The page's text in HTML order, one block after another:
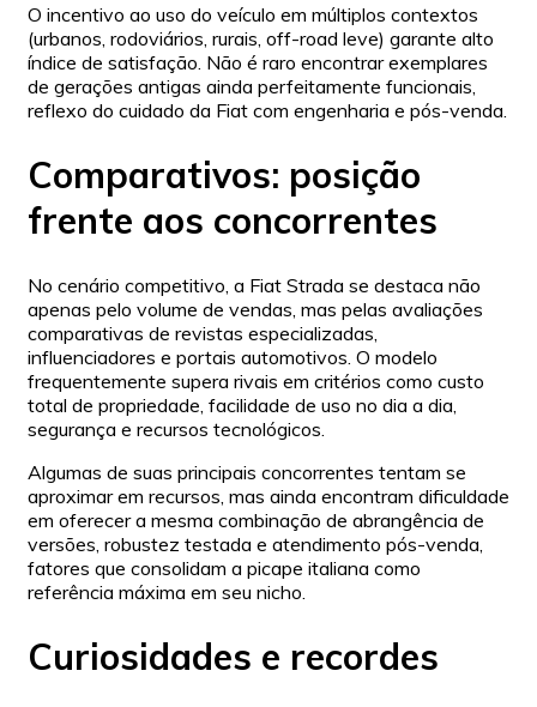
O incentivo ao uso do veículo em múltiplos contextos
(urbanos, rodoviários, rurais, off-road leve) garante alto
índice de satisfação. Não é raro encontrar exemplares
de gerações antigas ainda perfeitamente funcionais,
reflexo do cuidado da Fiat com engenharia e pós-venda.
Comparativos: posição
frente aos concorrentes
No cenário competitivo, a Fiat Strada se destaca não
apenas pelo volume de vendas, mas pelas avaliações
comparativas de revistas especializadas,
influenciadores e portais automotivos. O modelo
frequentemente supera rivais em critérios como custo
total de propriedade, facilidade de uso no dia a dia,
segurança e recursos tecnológicos.
Algumas de suas principais concorrentes tentam se
aproximar em recursos, mas ainda encontram dificuldade
em oferecer a mesma combinação de abrangência de
versões, robustez testada e atendimento pós-venda,
fatores que consolidam a picape italiana como
referência máxima em seu nicho.
Curiosidades e recordes